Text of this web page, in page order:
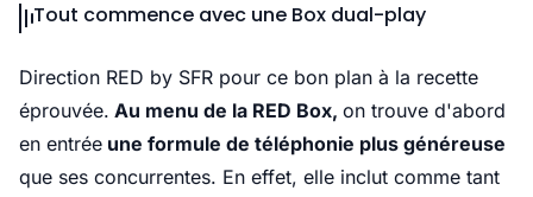
Tout commence avec une Box dual-play
Direction RED by SFR pour ce bon plan à la recette
éprouvée. Au menu de la RED Box, on trouve d'abord
en entrée une formule de téléphonie plus généreuse
que ses concurrentes. En effet, elle inclut comme tant